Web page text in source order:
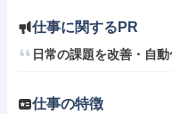
仕事に関するPR
日常の課題を改善・自
仕事の特徴